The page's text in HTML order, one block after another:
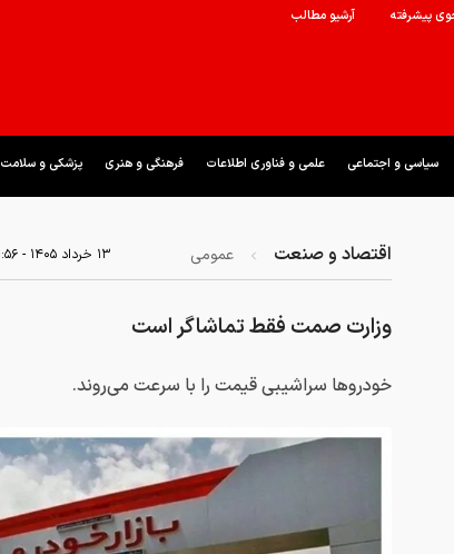
پیشرفته آرشیو مطالب
سیاسی و اجتماعی علمی و فناوری اطلاعات فرهنگی و هنری پزشکی و سلامت
اقتصاد و صنعت عمومی ۱۳ خرداد ۱۴۰۵ - ۱۱:۵۶
وزارت صمت فقط تماشاگر است
خودروها سراشیبی قیمت را با سرعت می‌روند.